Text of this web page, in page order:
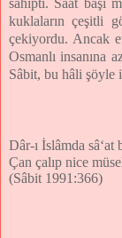
sahipti. Saat başı
kuklaların çeşitli
çekiyordu. Ancak
Osmanlı insanına
Sâbit, bu hâli şöyle
Dâr-ı İslâmda sâ‘at
Çan çalıp nice
(Sâbit 1991:366)